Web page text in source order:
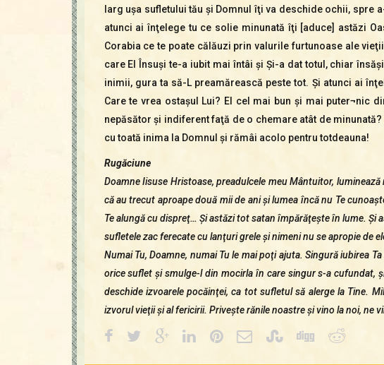
larg uşa sufletului tău şi Domnul îţi va deschide ochii, spre
atunci ai înţelege tu ce solie minunată îţi [aduce] astăzi
Corabia ce te poate călăuzi prin valurile furtunoase ale
care El Însuşi te-a iubit mai întâi şi Şi-a dat totul, chiar
inimii, gura ta să-L preamărească peste tot. Şi atunci ai
Care te vrea ostaşul Lui? El cel mai bun şi mai puter¬nic
nepăsător şi indiferent faţă de o chemare atât de
cu toată inima la Domnul şi rămâi acolo pentru totdeauna!
Rugăciune
Doamne Iisuse Hristoase, preadulcele meu Mântuitor,
că au trecut aproape două mii de ani şi lumea încă nu Te
Te alungă cu dispreţ… Şi astăzi tot satan împărăţeşte în lume. Şi
sufletele zac ferecate cu lanţuri grele şi nimeni nu se apropie de
Numai Tu, Doamne, numai Tu le mai poţi ajuta. Singură iubirea
orice suflet şi smulge-l din mocirla în care singur s-a cufundat,
deschide izvoarele pocăinţei, ca tot sufletul să alerge la Tine.
izvorul vieţii şi al fericirii. Priveşte rănile noastre şi vino la noi, ne